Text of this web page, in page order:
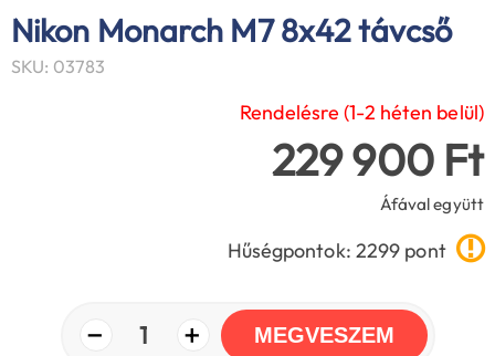
Nikon Monarch M7 8x42 távcső
SKU: 03783
Rendelésre (1-2 héten belül)
229 900 Ft
Áfával együtt
Hűségpontok: 2299 pont
− 1 + MEGVESZEM